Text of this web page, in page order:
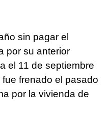
sin pagar el
por su anterior
el 11 de septiembre
frenado el pasado
por la vivienda de